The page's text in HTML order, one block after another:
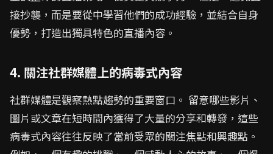
接抄襲，而是要從中學習他們的成功經驗，並結合自身
優勢，打造出獨具特色的直播內容。
4. 關注社群媒體上的病毒式內容
社群媒體是觀察熱點趨勢的重要窗口。 留意哪些影片、
圖片或文章在短時間內獲得了大量的分享和轉發，這些
病毒式內容往往反映了當前受眾的關注焦點和興趣點。